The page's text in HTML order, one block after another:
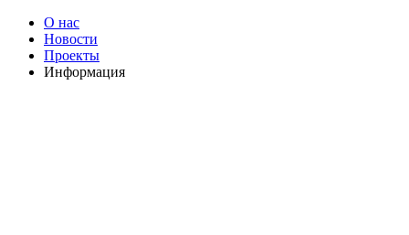
О нас
Новости
Проекты
Информация